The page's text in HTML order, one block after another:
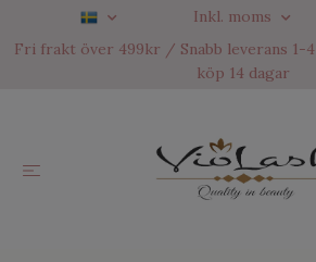
Inkl. moms
Fri frakt över 499kr / Snabb leverans 1-
köp 14 dagar